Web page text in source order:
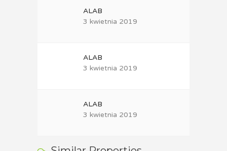
ALAB
3 kwietnia 2019
ALAB
3 kwietnia 2019
ALAB
3 kwietnia 2019